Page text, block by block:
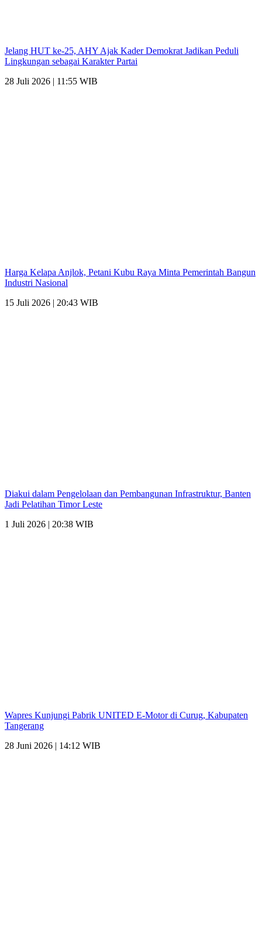
Jelang HUT ke-25, AHY Ajak Kader Demokrat Jadikan Peduli
Lingkungan sebagai Karakter Partai
28 Juli 2026 | 11:55 WIB
Harga Kelapa Anjlok, Petani Kubu Raya Minta Pemerintah Bangun
Industri Nasional
15 Juli 2026 | 20:43 WIB
Diakui dalam Pengelolaan dan Pembangunan Infrastruktur, Banten
Jadi Pelatihan Timor Leste
1 Juli 2026 | 20:38 WIB
Wapres Kunjungi Pabrik UNITED E-Motor di Curug, Kabupaten
Tangerang
28 Juni 2026 | 14:12 WIB